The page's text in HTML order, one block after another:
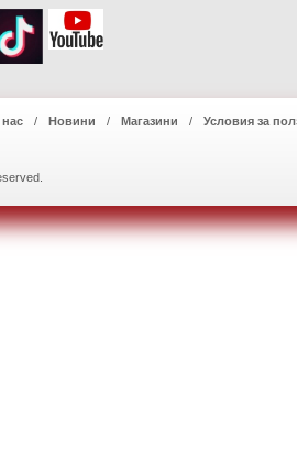
нас Новини Магазини Условия за